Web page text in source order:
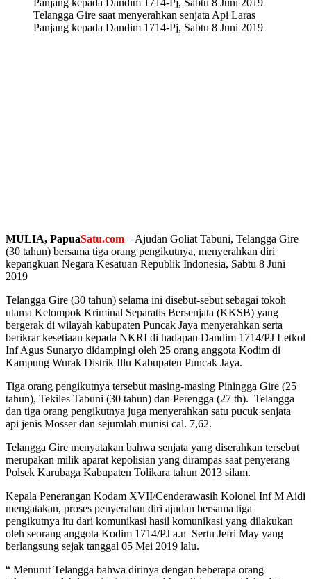
Telangga Gire saat menyerahkan senjata Api Laras
Panjang kepada Dandim 1714-Pj, Sabtu 8 Juni 2019
MULIA, PapuaSatu.com – Ajudan Goliat Tabuni, Telangga Gire
(30 tahun) bersama tiga orang pengikutnya, menyerahkan diri
kepangkuan Negara Kesatuan Republik Indonesia, Sabtu 8 Juni
2019
Telangga Gire (30 tahun) selama ini disebut-sebut sebagai tokoh
utama Kelompok Kriminal Separatis Bersenjata (KKSB) yang
bergerak di wilayah kabupaten Puncak Jaya menyerahkan serta
berikrar kesetiaan kepada NKRI di hadapan Dandim 1714/PJ Letkol
Inf Agus Sunaryo didampingi oleh 25 orang anggota Kodim di
Kampung Wurak Distrik Illu Kabupaten Puncak Jaya.
Tiga orang pengikutnya tersebut masing-masing Piningga Gire (25
tahun), Tekiles Tabuni (30 tahun) dan Perengga (27 th). Telangga
dan tiga orang pengikutnya juga menyerahkan satu pucuk senjata
api jenis Mosser dan sejumlah munisi cal. 7,62.
Telangga Gire menyatakan bahwa senjata yang diserahkan tersebut
merupakan milik aparat kepolisian yang dirampas saat penyerang
Polsek Karubaga Kabupaten Tolikara tahun 2013 silam.
Kepala Penerangan Kodam XVII/Cenderawasih Kolonel Inf M Aidi
mengatakan, proses penyerahan diri ajudan bersama tiga
pengikutnya itu dari komunikasi hasil komunikasi yang dilakukan
oleh seorang anggota Kodim 1714/PJ a.n Sertu Jefri May yang
berlangsung sejak tanggal 05 Mei 2019 lalu.
“ Menurut Telangga bahwa dirinya dengan beberapa orang